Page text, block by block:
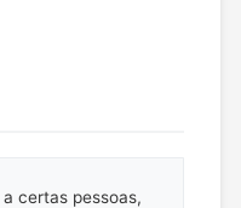
certas pessoas,